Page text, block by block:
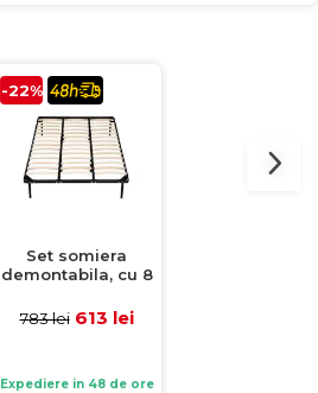
-22%
Set somiera
demontabila, cu 8
200x200 cm
783 lei 613 lei
Expediere in 48 de ore